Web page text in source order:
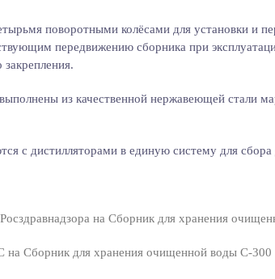
поворотными колёсами для установки и
передвижению сборника при
из качественной нержавеющей стали
с дистилляторами в единую систему для
на Сборник для хранения
на Сборник для хранения очищенной воды С-300